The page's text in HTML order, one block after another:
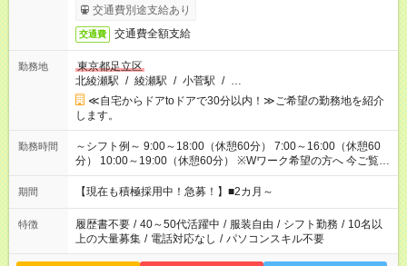
交通費別途支給あり
交通費 交通費全額支給
勤務地
東京都足立区
北綾瀬駅 / 綾瀬駅 / 小菅駅 / …
≪自宅からドアtoドアで30分以内！≫ご希望の勤務地を紹介
します。
勤務時間
～シフト例～ 9:00～18:00（休憩60分） 7:00～16:00（休憩60
分） 10:00～19:00（休憩60分） ※Wワーク希望の方へ 今ご覧の
お仕事で希望する勤務時間と、もう1つのお仕事の勤務時間の合
計が 週40時間を超えなければOKです。
期間 【現在も積極採用中！急募！】■2カ月～
特徴 履歴書不要 / 40～50代活躍中 / 服装自由 / シフト勤務 / 10名以
上の大量募集 / 電話対応なし / パソコンスキル不要